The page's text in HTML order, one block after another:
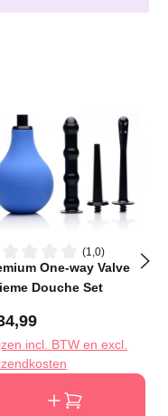
5 sterren
(1,0)
waardering van
One-way Valve
Douche Set
prijs:
incl. BTW en excl.